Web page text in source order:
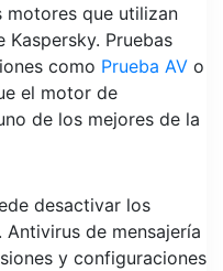
que utilizan
Pruebas
como Prueba AV o
el motor de
de los mejores de la
desactivar los
de mensajería
y configuraciones